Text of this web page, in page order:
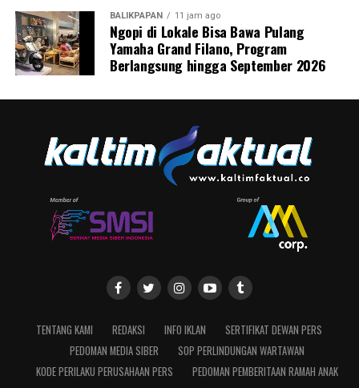
BALIKPAPAN 11 jam ago
Ngopi di Lokale Bisa Bawa Pulang
Yamaha Grand Filano, Program
Berlangsung hingga September 2026
TENTANG KAMI REDAKSI INFO IKLAN
SERTIFIKAT DEWAN PERS
PEDOMAN MEDIA SIBER
SOP PERLINDUNGAN WARTAWAN
KODE PERILAKU PERUSAHAAN PERS
PEDOMAN PEMBERITAAN RAMAH ANAK